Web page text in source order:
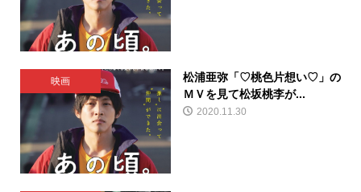
映画
松浦亜弥「♡桃色片想い♡」の
ＭＶを見て松坂桃李が...
2020.11.30